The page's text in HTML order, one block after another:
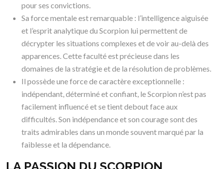
pour ses convictions.
Sa force mentale est remarquable : l’intelligence aiguisée
et l’esprit analytique du Scorpion lui permettent de
décrypter les situations complexes et de voir au-delà des
apparences. Cette faculté est précieuse dans les
domaines de la stratégie et de la résolution de problèmes.
Il possède une force de caractère exceptionnelle :
indépendant, déterminé et confiant, le Scorpion n’est pas
facilement influencé et se tient debout face aux
difficultés. Son indépendance et son courage sont des
traits admirables dans un monde souvent marqué par la
faiblesse et la dépendance.
LA PASSION DU SCORPION